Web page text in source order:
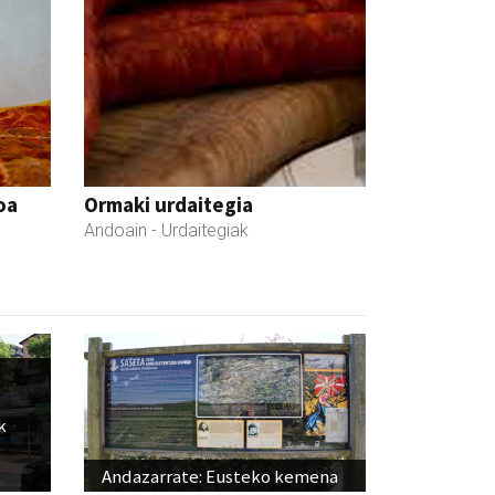
Ormaki urdaitegia
Andoain - Urdaitegiak
Andazarrate: Eusteko kemena